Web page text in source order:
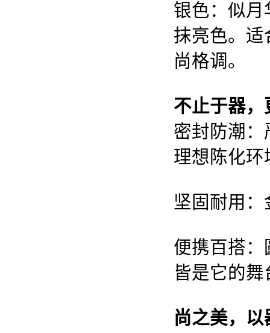
银色：似月
抹亮色。适
尚格调。
不止于器，
密封防潮：
理想陈化环
坚固耐用
便携百搭：
皆是它的舞
尚之美，以